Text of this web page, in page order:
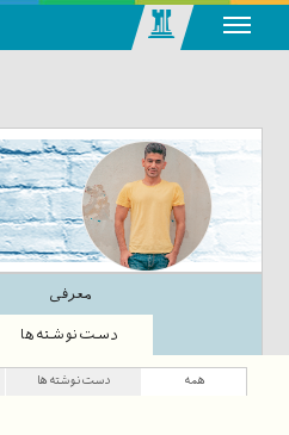
تحلیلی بازار
سرمایه
معرفی
دست‌نوشته‌ها
همه دست‌نوشته‌ها